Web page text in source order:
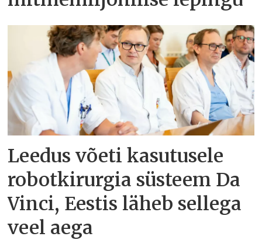
Leedus võeti kasutusele
robotkirurgia süsteem Da
Vinci, Eestis läheb sellega
veel aega